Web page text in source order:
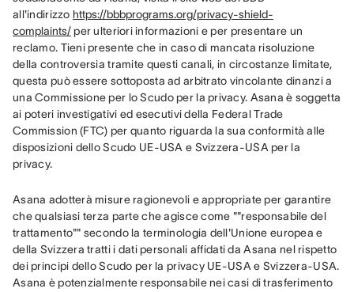
all'indirizzo https://bbbprograms.org/privacy-shield-
complaints/ per ulteriori informazioni e per presentare un
reclamo. Tieni presente che in caso di mancata risoluzione
della controversia tramite questi canali, in circostanze limitate,
questa può essere sottoposta ad arbitrato vincolante dinanzi a
una Commissione per lo Scudo per la privacy. Asana è soggetta
ai poteri investigativi ed esecutivi della Federal Trade
Commission (FTC) per quanto riguarda la sua conformità alle
disposizioni dello Scudo UE-USA e Svizzera-USA per la
privacy.
Asana adotterà misure ragionevoli e appropriate per garantire
che qualsiasi terza parte che agisce come ""responsabile del
trattamento"" secondo la terminologia dell'Unione europea e
della Svizzera tratti i dati personali affidati da Asana nel rispetto
dei principi dello Scudo per la privacy UE-USA e Svizzera-USA.
Asana è potenzialmente responsabile nei casi di trasferimento